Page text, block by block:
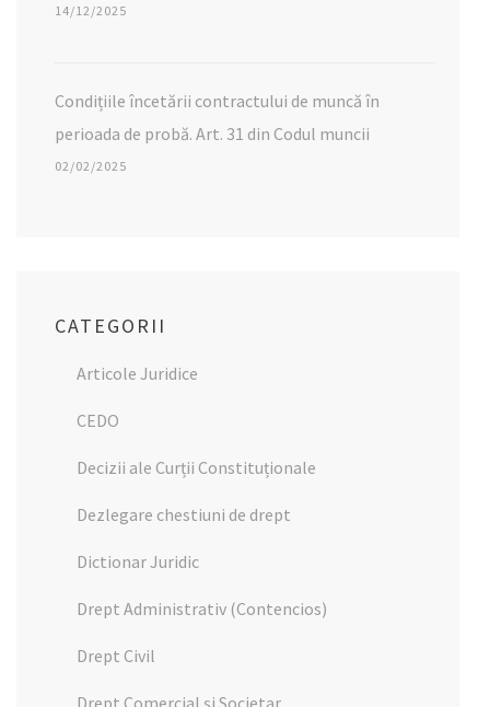
14/12/2025
Condițiile încetării contractului de muncă în
perioada de probă. Art. 31 din Codul muncii
02/02/2025
CATEGORII
Articole Juridice
CEDO
Decizii ale Curții Constituționale
Dezlegare chestiuni de drept
Dictionar Juridic
Drept Administrativ (Contencios)
Drept Civil